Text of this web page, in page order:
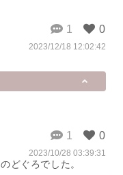
店舗から
誠にありが
だき、
に立ったよ
02/16 23:53:18
2023/12/18 12:02:42
店舗から
誠にありが
2023/10/28 03:39:31
どぐろでした。